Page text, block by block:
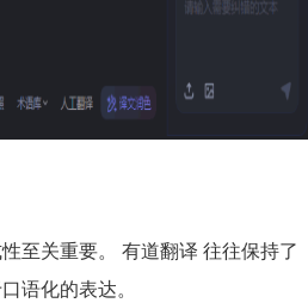
至关重要。 有道翻译 往往保持了
语化的表达。